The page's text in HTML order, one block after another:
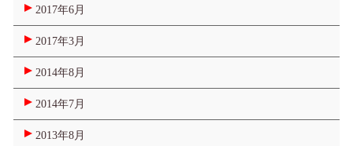
2017年6月
2017年3月
2014年8月
2014年7月
2013年8月